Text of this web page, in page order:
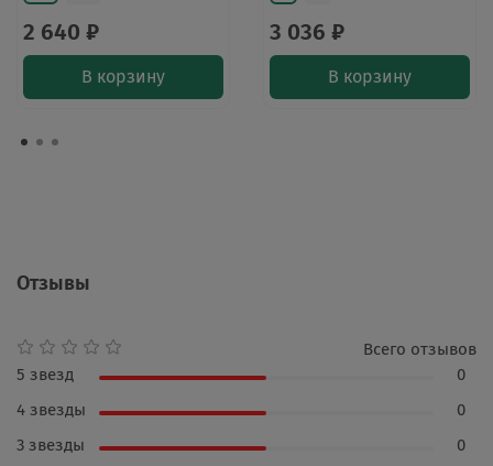
2 640 ₽
В корзину
3 036 ₽
В корзину
Отзывы
Всего отзывов
5 звезд
0
4 звезды
0
3 звезды
0